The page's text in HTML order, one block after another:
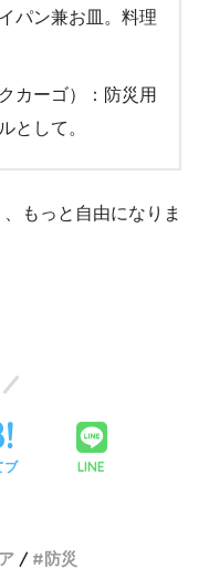
パン兼お皿。料理
カーゴ）：防災用
として。
もっと自由になりま
ブ LINE
防災